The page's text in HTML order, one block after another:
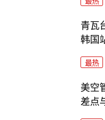
青瓦
韩国
最热
美空
差点